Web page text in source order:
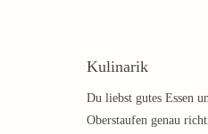
Kulinarik
Du liebst gutes Essen
Oberstaufen genau